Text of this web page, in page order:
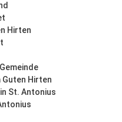
Hirten
Guten Hirten
St. Antonius